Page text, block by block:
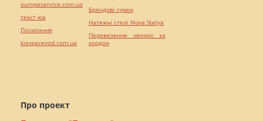
Про проект
europeservice.com.ua
текст юа
Посилання
kievperevod.com.ua
Брендові сумки
Натяжні стелі Nova Stelya
Перевезення хворих за
кордон